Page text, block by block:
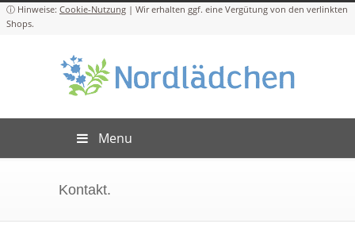
Cookie-Nutzung
Menu
Kontakt.